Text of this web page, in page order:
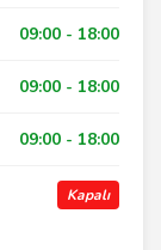
09:00 - 18:00
09:00 - 18:00
09:00 - 18:00
Kapalı